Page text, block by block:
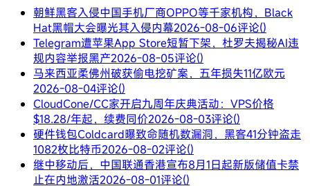
朝鲜黑客入侵中国手机厂商OPPO等千家机构，Black
Hat黑帽大会曝光其入侵内幕2026-08-06评论()
Telegram遭苹果App Store短暂下架，杜罗夫揭秘AI违
规内容举报黑产2026-08-05评论()
马来西亚柔佛州破获偷电挖矿案，五年损失11亿欧元
2026-08-04评论()
CloudCone/CC家开启九周年庆典活动：VPS价格
$18.28/年起，续费同价2026-08-03评论()
硬件钱包Coldcard曝致命随机数漏洞，黑客41分钟盗走
1082枚比特币2026-08-02评论()
继中移动后，中国联通香港宣布8月1日起新版储值卡禁
止在内地激活2026-08-01评论()